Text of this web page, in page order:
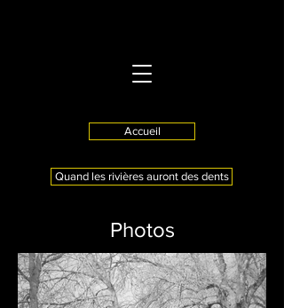
Accueil
Quand les rivières auront des dents
Photos